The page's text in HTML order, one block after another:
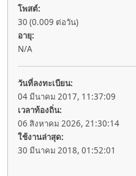
โพสต์:
30 (0.009 ต่อวัน)
อายุ:
N/A
วันที่ลงทะเบียน:
04 มีนาคม 2017, 11:37:09
เวลาท้องถิ่น:
06 สิงหาคม 2026, 21:30:14
ใช้งานล่าสุด:
30 มีนาคม 2018, 01:52:01